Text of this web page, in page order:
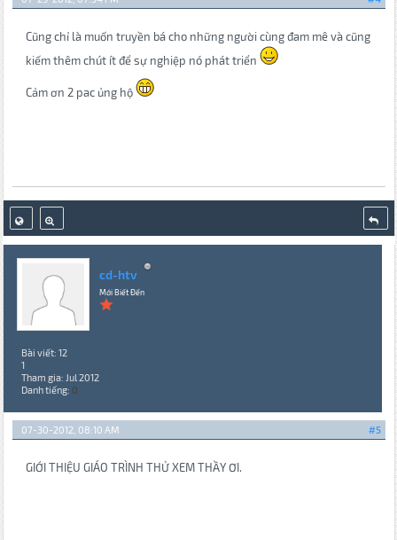
Cũng chỉ là muốn truyền bá cho những người cùng đam mê và cũng
kiếm thêm chút ít để sự nghiệp nó phát triển
Cảm ơn 2 pac ủng hộ
cd-htv
Mới Biết Đến
Bài viết: 12
1
Tham gia: Jul 2012
Danh tiếng: 0
#5
07-30-2012, 08:10 AM
GIỚI THIỆU GIÁO TRÌNH THỬ XEM THẦY ƠI.